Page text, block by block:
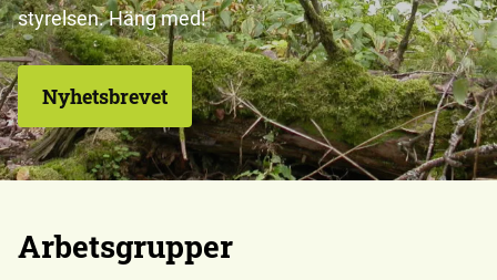
styrelsen. Häng med!
Nyhetsbrevet
Arbetsgrupper